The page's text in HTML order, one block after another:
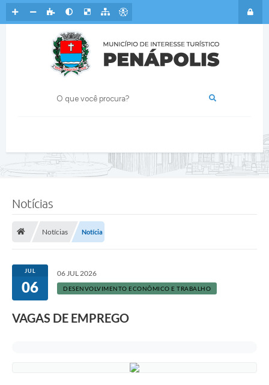
Notícias
Notícias Notícia
JUL
06
06 JUL 2026
DESENVOLVIMENTO ECONÔMICO E TRABALHO
VAGAS DE EMPREGO